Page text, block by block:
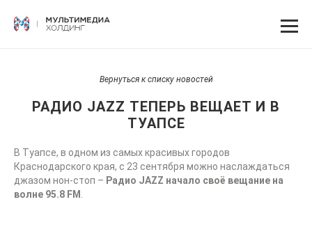
Вернуться к списку новостей
РАДИО JAZZ ТЕПЕРЬ ВЕЩАЕТ И В
ТУАПСЕ
В Туапсе, в одном из самых красивых городов
Краснодарского края, с 23 сентября можно наслаждаться
джазом нон-стоп – Радио JAZZ начало своё вещание на
волне 95.8 FM